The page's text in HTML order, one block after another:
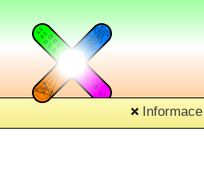
Informace